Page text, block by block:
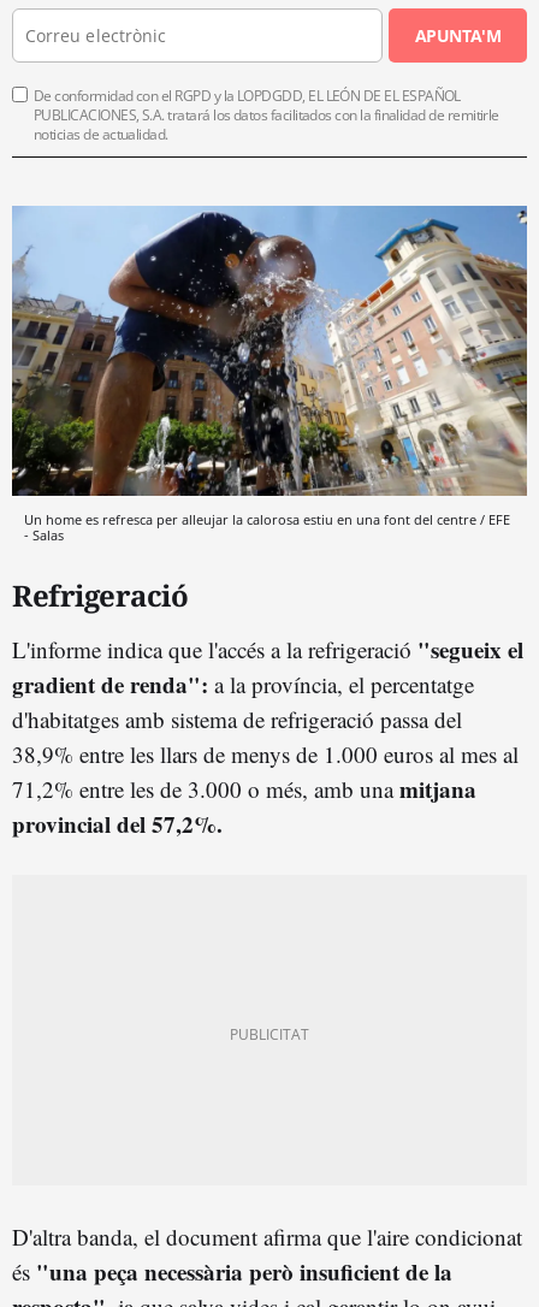
APUNTA'M
De conformidad con el RGPD y la LOPDGDD, EL LEÓN DE EL ESPAÑOL
PUBLICACIONES, S.A. tratará los datos facilitados con la finalidad de remitirle
noticias de actualidad.
Un home es refresca per alleujar la calorosa estiu en una font del centre / EFE
- Salas
Refrigeració
L'informe indica que l'accés a la refrigeració "segueix el
gradient de renda": a la província, el percentatge
d'habitatges amb sistema de refrigeració passa del
38,9% entre les llars de menys de 1.000 euros al mes al
71,2% entre les de 3.000 o més, amb unamitjana
provincial del 57,2%.
D'altra banda, el document afirma que l'aire condicionat
és "una peça necessària però insuficient de la